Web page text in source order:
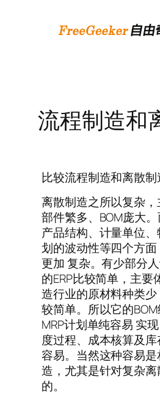
流程制造和
比较流程制造和离散制
离散制造之所以复杂
部件繁多、BOM庞大
产品结构、计量单位
划的波动性等四个方
更加 复杂。有少部分
的ERP比较简单，主要
造行业的原材料种类
较简单。所以它的BOM
MRP计划单纯容易 实
度过程、成本核算及
容易。当然这种容易
造，尤其是针对复杂
的。